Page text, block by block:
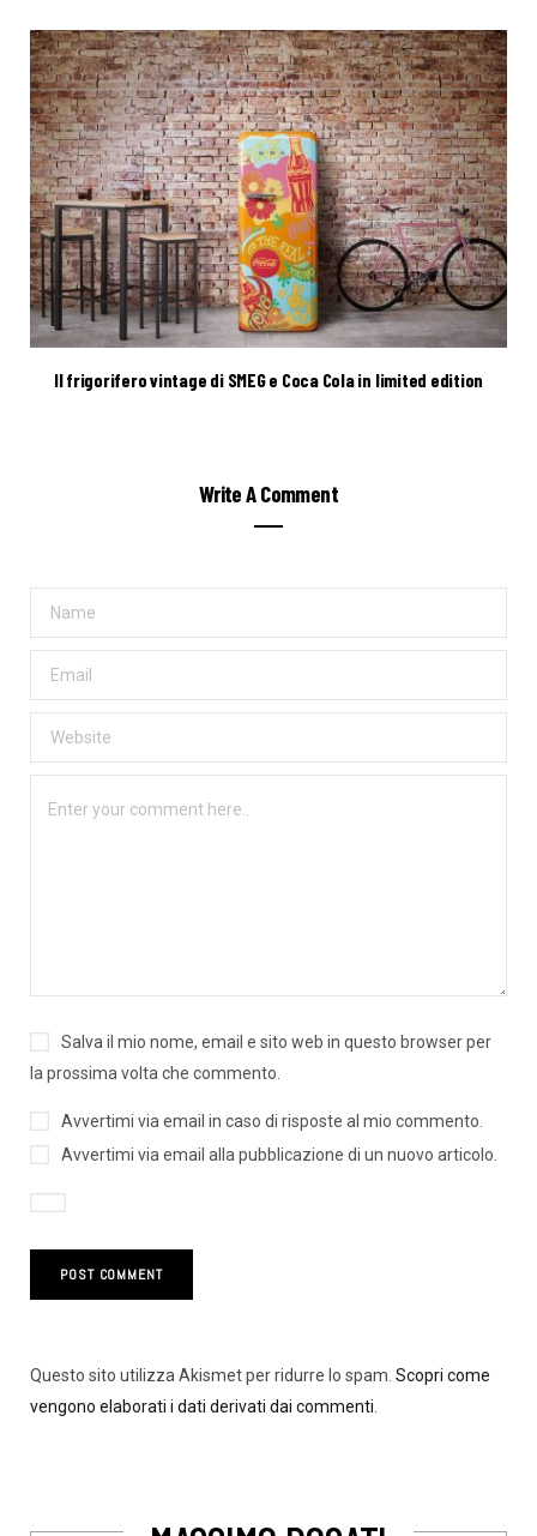
Il frigorifero vintage di SMEG e Coca Cola in limited edition
Write A Comment
Salva il mio nome, email e sito web in questo browser per
la prossima volta che commento.
Avvertimi via email in caso di risposte al mio commento.
Avvertimi via email alla pubblicazione di un nuovo articolo.
Questo sito utilizza Akismet per ridurre lo spam. Scopri come
vengono elaborati i dati derivati dai commenti